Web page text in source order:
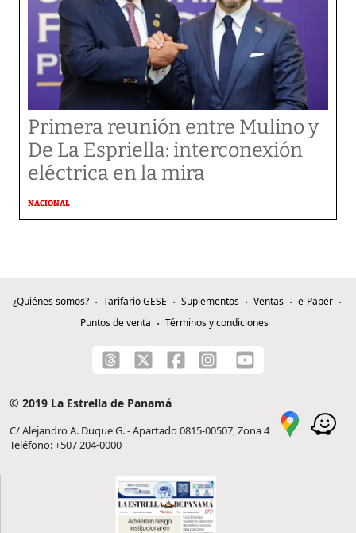
Primera reunión entre Mulino y
De La Espriella: interconexión
eléctrica en la mira
NACIONAL
¿Quiénes somos? Tarifario GESE Suplementos Ventas
e-Paper
Puntos de venta
Términos y condiciones
© 2019 La Estrella de Panamá
C/ Alejandro A. Duque G. - Apartado 0815-00507, Zona 4
Teléfono: +507 204-0000